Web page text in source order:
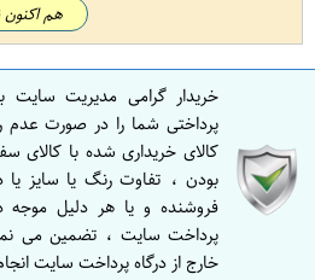
هم اکنون
خریدار گرامی مدیریت سایت
پرداختی شما را در صورت
کالای خریداری شده با کالای
بودن ، تفاوت رنگ یا سایز
فروشنده و یا هر دلیل موجه
پرداخت سایت ، تضمین می
خارج از درگاه پرداخت سایت